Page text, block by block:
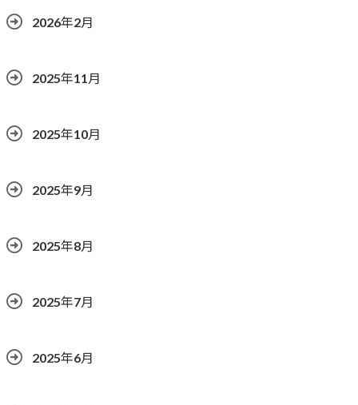
2026年2月
2025年11月
2025年10月
2025年9月
2025年8月
2025年7月
2025年6月